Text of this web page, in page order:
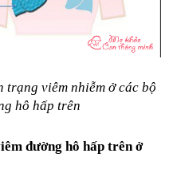
trạng viêm nhiễm ở các bộ
hô hấp trên
đường hô hấp trên ở